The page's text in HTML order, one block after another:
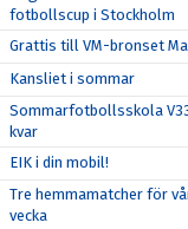
fotbollscup i Stockholm
Grattis till VM-bronset
Kansliet i sommar
Sommarfotbollsskola
kvar
EIK i din mobil!
Tre hemmamatcher för
vecka